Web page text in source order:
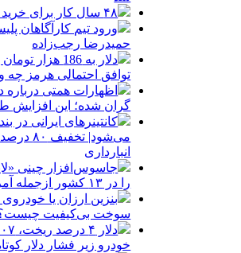
۴۸ سال کار برای خرید یک تویوتا کمری
ورود تیم کارآگاهان
حمیدرضا رجب‌زاده
دلار به 186
توافق احتمالی هرمز چه
گران شده؛ این افزایش
کانتینرهای ایرانی در
می‌شود|
انبارداری
جاسوس‌افزار چینی
را در ۱۳ کشور ازجمله آمریکا هدف گرفت
بنزین ارزان یا
سوخت بی‌کیفیت
خودرو زیر فشار دلار